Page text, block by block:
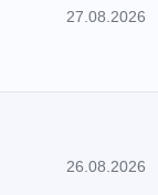
27.08.2026
26.08.2026